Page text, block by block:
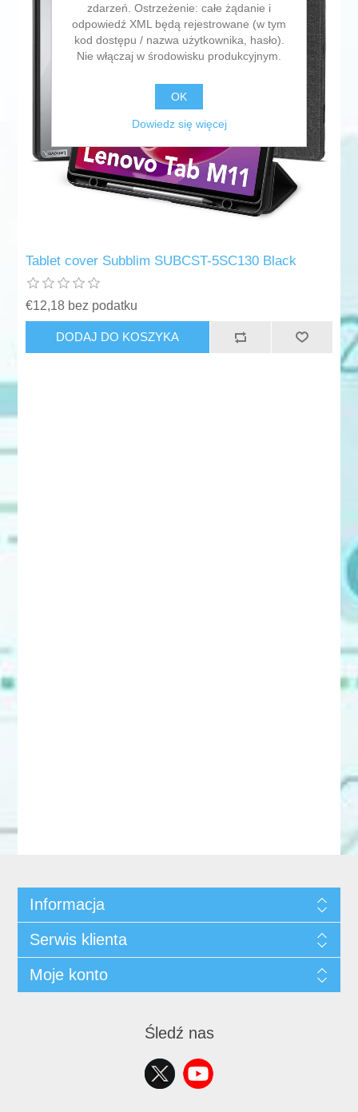
Tablet cover Subblim SUBCST-5SC130 Black
€12,18 bez podatku
DODAJ DO KOSZYKA
Informacja
Serwis klienta
Moje konto
Śledź nas
zdarzeń. Ostrzeżenie: całe żądanie i
odpowiedź XML będą rejestrowane (w tym
kod dostępu / nazwa użytkownika, hasło).
Nie włączaj w środowisku produkcyjnym.
OK
Dowiedz się więcej